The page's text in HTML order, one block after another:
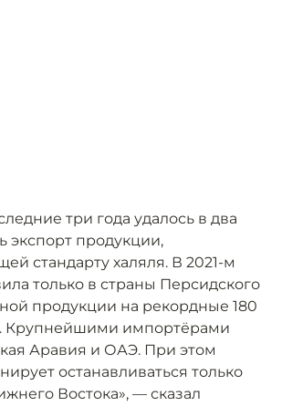
три года удалось в два
экспорт продукции,
стандарту халяля. В 2021-м
только в страны Персидского
продукции на рекордные 180
Крупнейшими импортёрами
Аравия и ОАЭ. При этом
останавливаться только
Востока», — сказал